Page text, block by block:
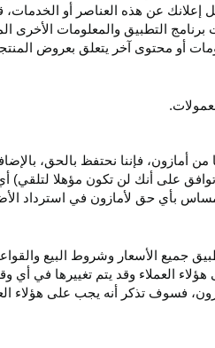
عن هذه العناصر أو
الخدمات،
التطبيق والمعلومات الأخرى
أو محتوى آخر يتعلق بعروض
أمازون، فإننا نحتفظ بالحق،
على أنك لن تكون مؤهلا لتلقي)
بأي حق لأمازون في استرداد
جميع الأسعار وشروط البيع
العملاء وقد يتم تغييرها في
فسوف تذكر أنه يجب على هؤلاء